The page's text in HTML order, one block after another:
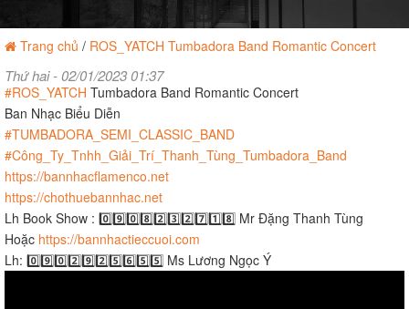
Trang chủ / ROS_YATCH Tumbadora Band Romantic Concert
Thứ hai - 02/01/2023 01:37
#ROS_YATCH Tumbadora Band Romantic Concert
Ban Nhạc Biểu Diễn
#TUMBADORA_SEMI_CLASSIC_BAND
#Công_Ty_Tnhh_Giải_Trí_Thanh_Tùng_Tumbadora_Band​​​
https://bannhacflamenco.net​​​
https://chothuebannhac.net​​​
Lh Book Show : 0️⃣9️⃣0️⃣8️⃣2️⃣3️⃣2️⃣7️⃣1️⃣8️⃣ Mr Đặng Thanh Tùng
Hoặc https://bannhactieccuoi.com​​​
Lh: 0️⃣9️⃣0️⃣2️⃣9️⃣2️⃣5️⃣6️⃣5️⃣5️⃣ Ms Lương Ngọc Ý